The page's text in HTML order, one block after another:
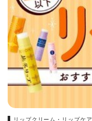
リップクリーム・リップケア